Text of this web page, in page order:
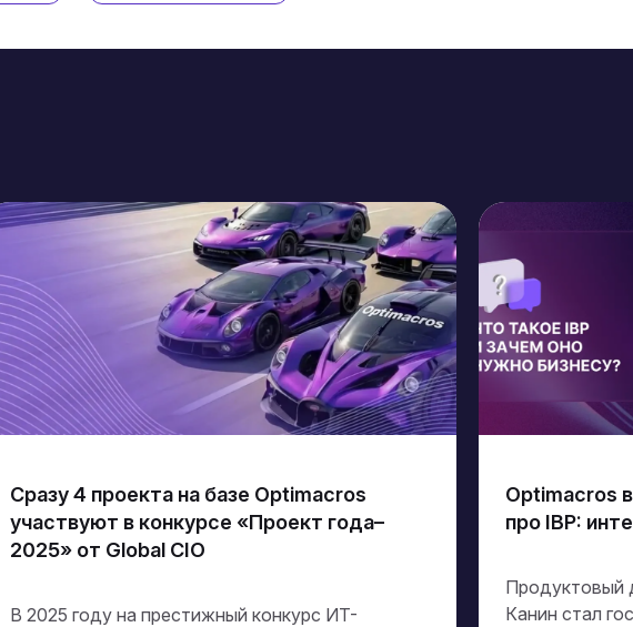
Сразу 4 проекта на базе Optimacros
участвуют в конкурсе «Проект года–
2025» от Global CIO
В 2025 году на престижный конкурс ИТ-
Optimacros
про IBP:
Продуктовый
Канин стал